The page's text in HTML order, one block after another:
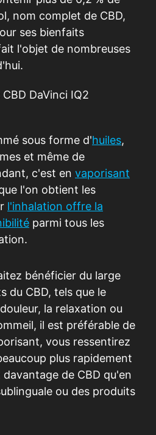
nom complet de CBD,
ses bienfaits
l'objet de nombreuses
sous forme d'huiles,
et même de
c'est en vaporisant
l'on obtient les
l'inhalation offre la
parmi tous les
bénéficier du large
du CBD, tels que le
la relaxation ou
il est préférable de
vous ressentirez
plus rapidement
de CBD qu'en
ou des produits